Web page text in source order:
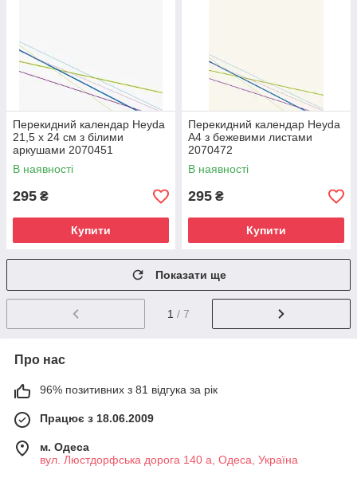
Перекидний календар Heyda
21,5 х 24 см з білими
аркушами 2070451
В наявності
295 ₴
Купити
Перекидний календар Heyda
А4 з бежевими листами
2070472
В наявності
295 ₴
Купити
Показати ще
1 / 7
Про нас
96% позитивних з 81 відгука за рік
Працює з 18.06.2009
м. Одеса
вул. Люстдорфська дорога 140 а, Одеса, Україна